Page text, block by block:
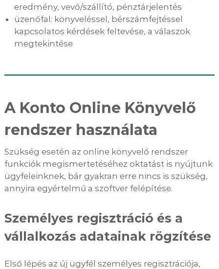
eredmény, vevő/szállító, pénztárjelentés
üzenőfal: könyveléssel, bérszámfejtéssel
kapcsolatos kérdések feltevése, a válaszok
megtekintése
A Konto Online Könyvelő
rendszer használata
Szükség esetén az online könyvelő rendszer
funkciók megismertetéséhez oktatást is nyújtunk
ügyfeleinknek, bár gyakran erre nincs is szükség,
annyira egyértelmű a szoftver felépítése.
Személyes regisztráció és a
vállalkozás adatainak rögzítése
Első lépés az új ügyfél személyes regisztrációja,